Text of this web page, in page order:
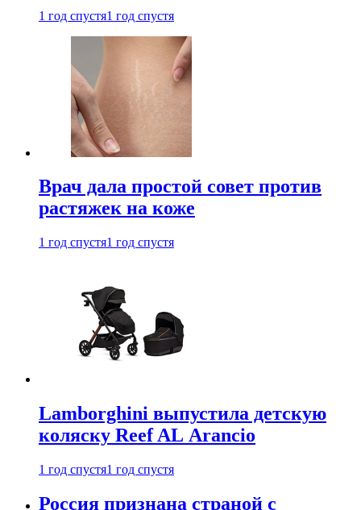
1 год спустя1 год спустя
Врач дала простой совет против
растяжек на коже
1 год спустя1 год спустя
Lamborghini выпустила детскую
коляску Reef AL Arancio
1 год спустя1 год спустя
Россия признана страной с